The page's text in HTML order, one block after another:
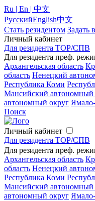
Ru | En | 中文
РусскийEnglish中文
Стать резидентом Задать
Личный кабинет
Для резидента ТОР/СПВ
Для резидента преф.
Архангельская область
область Ненецкий
Республика Коми
Мансийский автономный
автономный округ
Поиск
Личный кабинет
Для резидента ТОР/СПВ
Для резидента преф.
Архангельская область
область Ненецкий
Республика Коми
Мансийский автономный
автономный округ